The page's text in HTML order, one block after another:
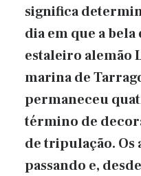
significa
dia em que a
estaleiro alemão
marina de
permaneceu
término de
de tripulação. Os
passando e,